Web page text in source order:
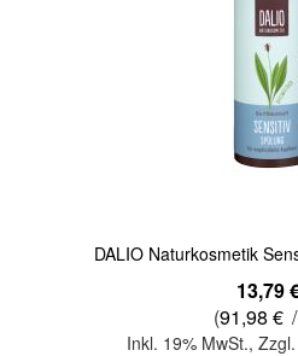
DALIO Naturkosmetik
13,79
(91,98 €
Inkl. 19% MwSt., Zzgl.